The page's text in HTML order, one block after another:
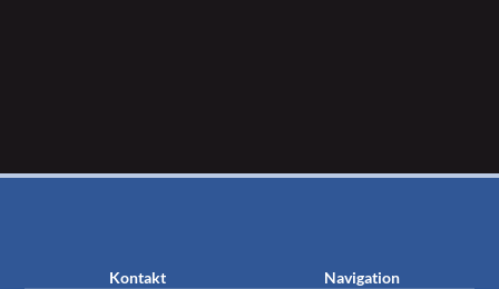
Kontakt
Navigation